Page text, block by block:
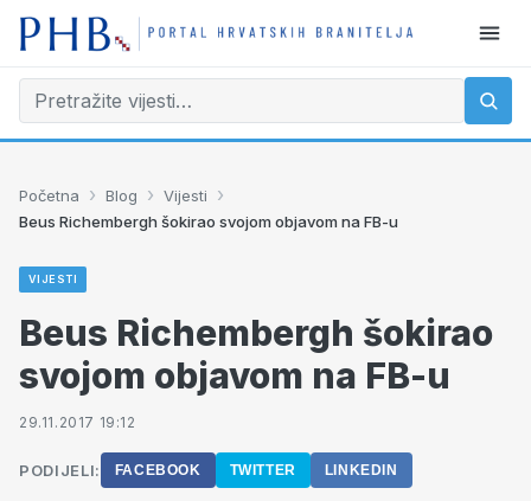
Početna › Blog › Vijesti ›
Beus Richembergh šokirao svojom objavom na FB-u
VIJESTI
Beus Richembergh šokirao
svojom objavom na FB-u
29.11.2017 19:12
PODIJELI: FACEBOOK TWITTER LINKEDIN